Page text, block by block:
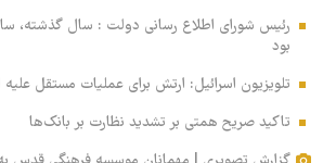
رئیس شورای اطلاع رسانی دولت : سال گذشته،
بود
تلویزیون اسرائیل: ارتش برای عملیات مستقل
تاکید صریح همتی بر تشدید نظارت بر بانک‌ها